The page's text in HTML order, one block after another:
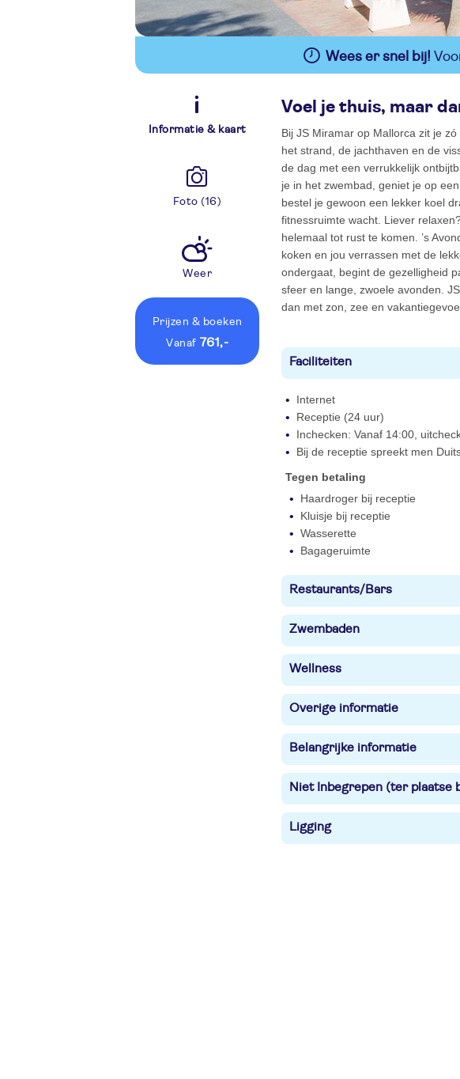
Wees er snel bij!
Informatie & kaart
Foto (16)
Weer
Prijzen & boeken
vanaf 761,-
Voel je thuis, maar
Bij JS Miramar op Mallorca zit je
het strand, de jachthaven en de
de dag met een verrukkelijk
je in het zwembad, geniet je op
bestel je gewoon een lekker koel
fitnessruimte wacht. Liever
helemaal tot rust te komen. ’s
koken en jou verrassen met de
ondergaat, begint de gezelligheid
sfeer en lange, zwoele avonden.
dan met zon, zee en
Faciliteiten
Internet
Receptie (24 uur)
Inchecken: Vanaf 14:00,
Bij de receptie spreekt men
Tegen betaling
Haardroger bij receptie
Kluisje bij receptie
Wasserette
Bagageruimte
Restaurants/Bars
Zwembaden
Wellness
Overige informatie
Belangrijke informatie
Niet Inbegrepen (ter plaatse
Ligging